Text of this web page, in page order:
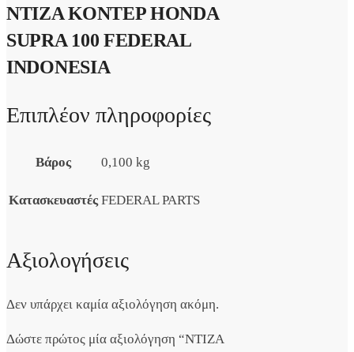
ΝΤΙΖΑ ΚΟΝΤΕΡ HONDA
SUPRA 100 FEDERAL
INDONESIA
Επιπλέον πληροφορίες
Βάρος 0,100 kg
Κατασκευαστές FEDERAL PARTS
Αξιολογήσεις
Δεν υπάρχει καμία αξιολόγηση ακόμη.
Δώστε πρώτος μία αξιολόγηση “ΝΤΙΖΑ